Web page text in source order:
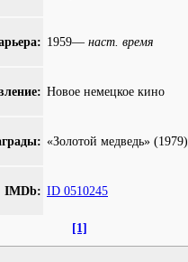
1959— наст. время
Новое немецкое кино
«Золотой медведь» (1979)
IMDb: ID 0510245
[1]